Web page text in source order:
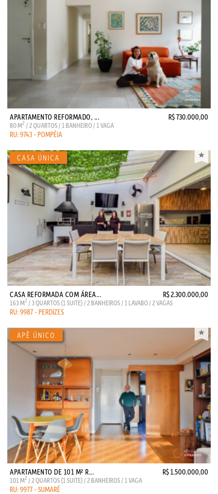
APARTAMENTO REFORMADO, ... R$ 730.000,00
80 M2 / 2 QUARTOS / 1 BANHEIRO / 1 VAGA
RU: 9743 - POMPÉIA
CASA REFORMADA COM ÁREA... R$ 2.300.000,00
163 M2 / 3 QUARTOS (1 SUITE) / 2 BANHEIROS / 1 LAVABO / 2 VAGAS
RU: 9987 - PERDIZES
APARTAMENTO DE 101 M² R... R$ 1.500.000,00
101 M2 / 2 QUARTOS (1 SUITE) / 2 BANHEIROS / 1 VAGA
RU: 9977 - SUMARÉ